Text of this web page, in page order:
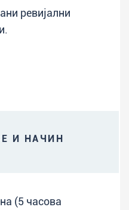
ревијални
И НАЧИН
(5 часова